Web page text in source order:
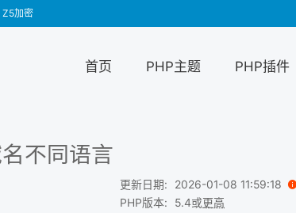
Z5加密
首页 PHP主题 PHP插件
不同语言
更新日期: 2026-01-08 11:59:18
PHP版本: 5.4或更高